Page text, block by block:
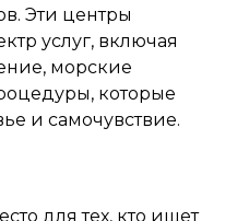
Эти центры
услуг, включая
морские
которые
и самочувствие.
для тех, кто ищет